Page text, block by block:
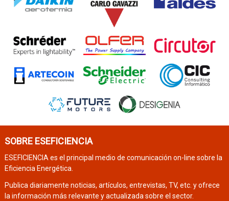
SOBRE ESEFICIENCIA
ESEFICIENCIA es el principal medio de comunicación on-line sobre la
Eficiencia Energética.
Publica diariamente noticias, artículos, entrevistas, TV, etc. y ofrece
la información más relevante y actualizada sobre el sector.